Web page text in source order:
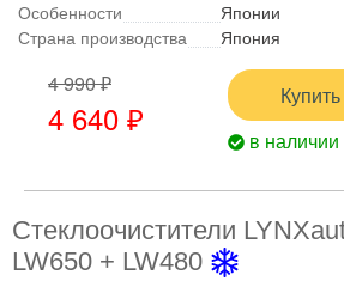
Особенности
Японии
Страна производства
Япония
4 990 ₽
4 640 ₽
Купить
в наличии
Стеклоочистители
LW650 + LW480